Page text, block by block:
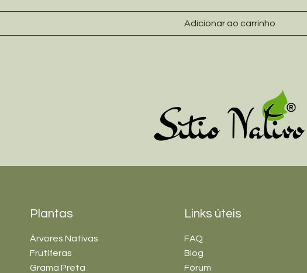
Adicionar ao carrinho
Plantas
Árvores Nativas
Frutíferas
Grama Preta
Links úteis
FAQ
Blog
Fórum